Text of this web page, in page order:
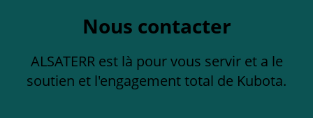
Nous contacter
ALSATERR est là pour vous servir et a le
soutien et l'engagement total de Kubota.